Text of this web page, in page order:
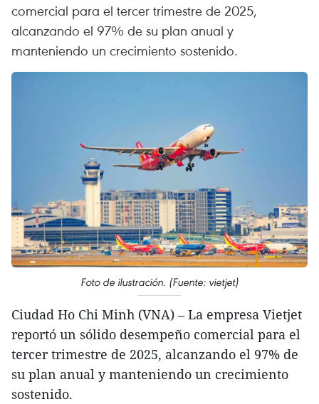
comercial para el tercer trimestre de 2025,
alcanzando el 97% de su plan anual y
manteniendo un crecimiento sostenido.
Foto de ilustración. (Fuente: vietjet)
Ciudad Ho Chi Minh (VNA) – La empresa Vietjet
reportó un sólido desempeño comercial para el
tercer trimestre de 2025, alcanzando el 97% de
su plan anual y manteniendo un crecimiento
sostenido.